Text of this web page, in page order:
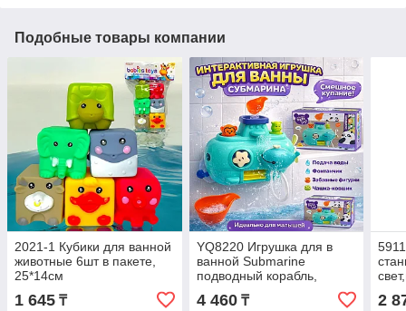
Подобные товары компании
2021-1 Кубики для ванной
животные 6шт в пакете,
25*14см
1 645 ₸
YQ8220 Игрушка для в
ванной Submarine
подводный корабль,
27*19см
4 460₸ 2